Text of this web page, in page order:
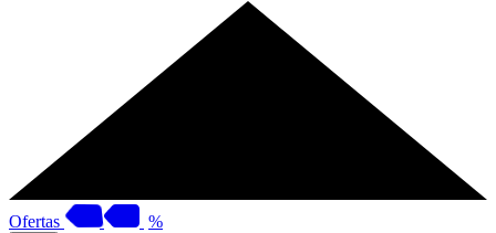
Ofertas %